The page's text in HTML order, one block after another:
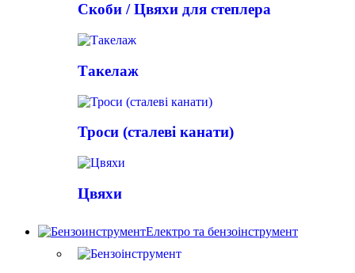
Скоби / Цвяхи для степлера
Такелаж
Троси (сталеві канати)
Цвяхи
Електро та бензоінструмент